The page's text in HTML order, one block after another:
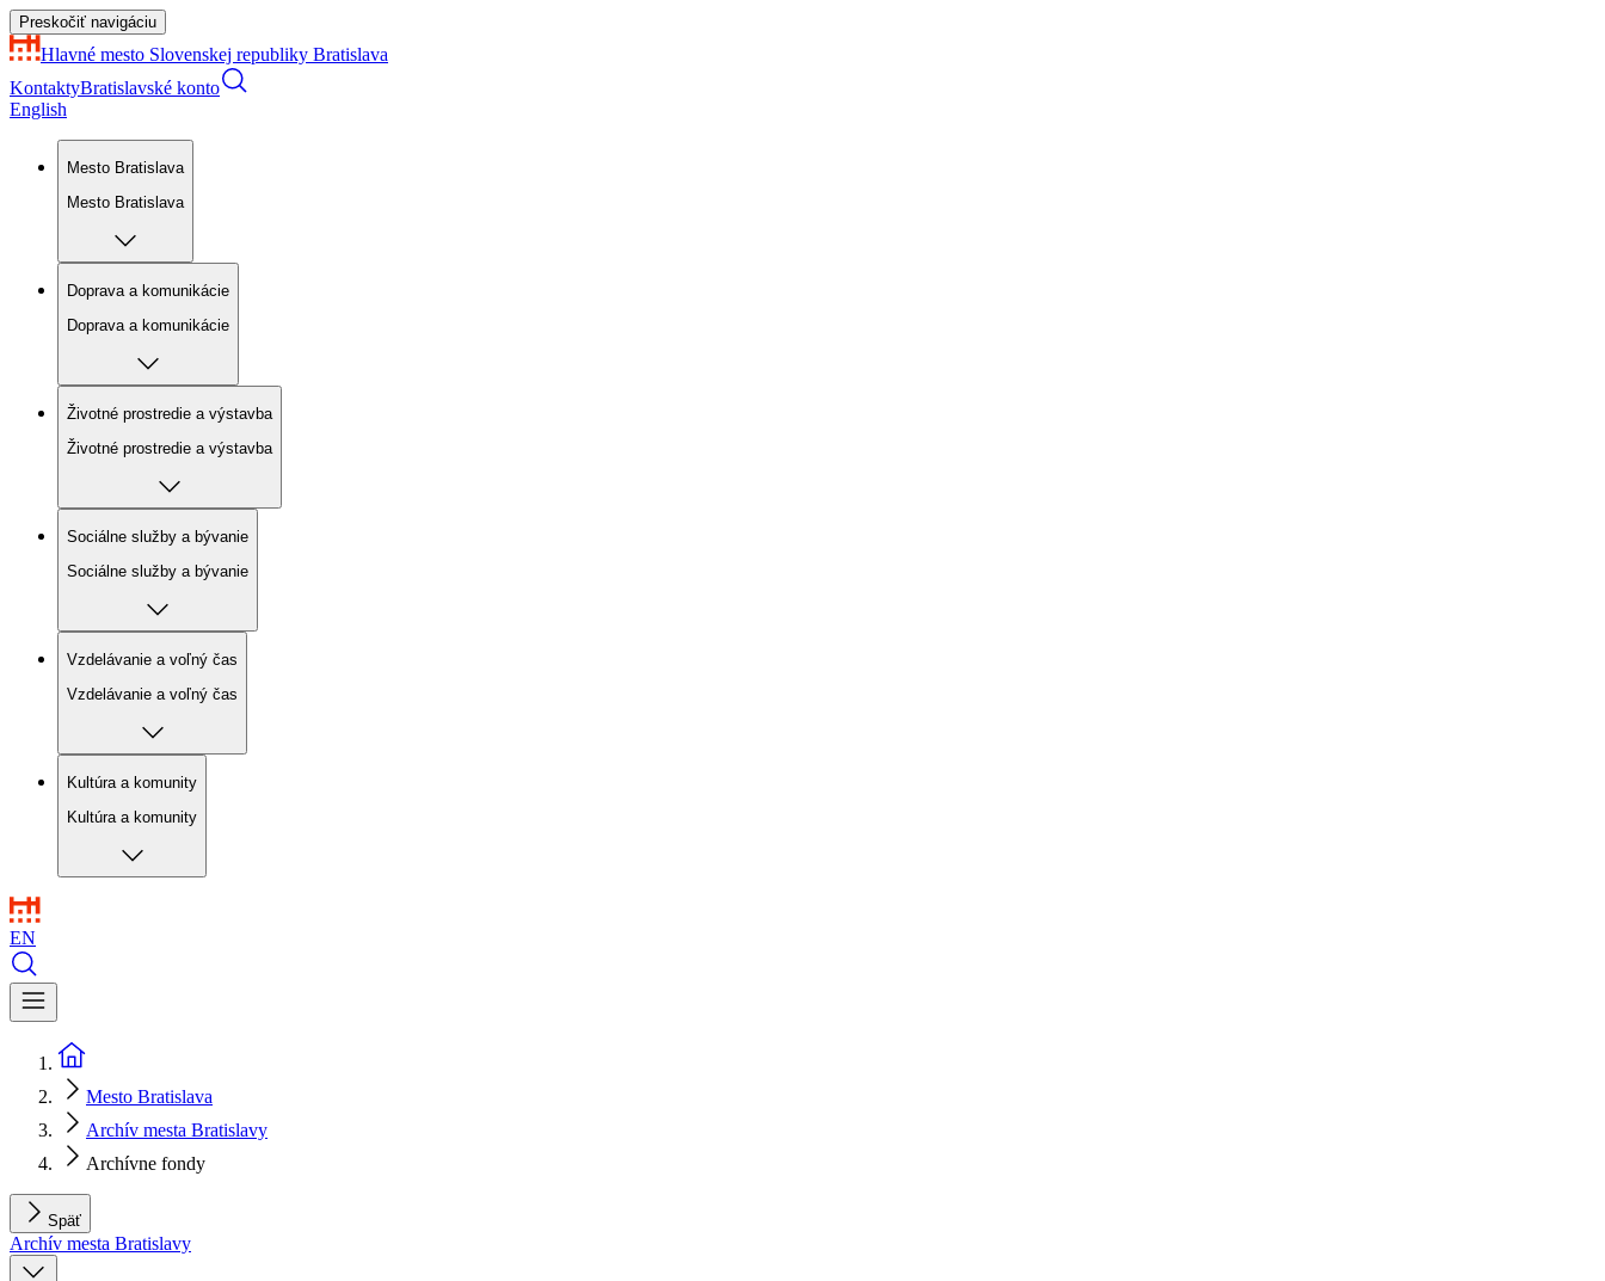
Preskočiť navigáciu
Hlavné mesto Slovenskej republiky Bratislava
KontaktyBratislavské konto
English
Mesto Bratislava
Mesto Bratislava
Doprava a komunikácie
Doprava a komunikácie
Životné prostredie a výstavba
Životné prostredie a výstavba
Sociálne služby a bývanie
Sociálne služby a bývanie
Vzdelávanie a voľný čas
Vzdelávanie a voľný čas
Kultúra a komunity
Kultúra a komunity
EN
Mesto Bratislava
Archív mesta Bratislavy
Archívne fondy
Späť
Archív mesta Bratislavy